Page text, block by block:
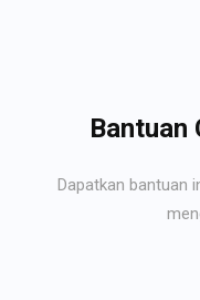
Bantuan
Dapatkan bantuan